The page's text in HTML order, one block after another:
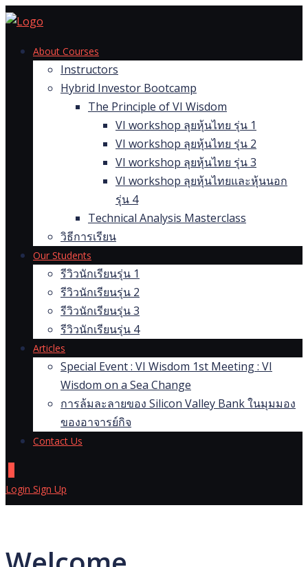
Skip
contentAbout Courses
Instructors
Hybrid Investor Bootcamp
The Principle of VI Wisdom
VI workshop ลุยหุ้นไทย รุ่น 1
VI workshop ลุยหุ้นไทย รุ่น 2
VI workshop ลุยหุ้นไทย รุ่น 3
VI workshop ลุยหุ้นไทยและหุ้นนอก
รุ่น 4
Technical Analysis Masterclass
วิธีการเรียน
Our Students
รีวิวนักเรียนรุ่น 1
รีวิวนักเรียนรุ่น 2
รีวิวนักเรียนรุ่น 3
รีวิวนักเรียนรุ่น 4
Articles
Special Event : VI Wisdom 1st Meeting : VI
Wisdom on a Sea Change
การล้มละลายของ Silicon Valley Bank ในมุมมอง
ของอาจารย์กิจ
Contact Us
Login Sign Up